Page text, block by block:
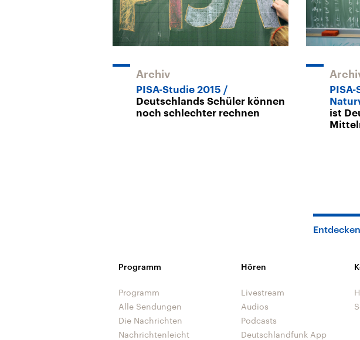
Archiv
PISA-Studie 2015
Deutschlands Schüler können
noch schlechter rechnen
ist
Programm
Programm
Alle Sendungen
Die Nachrichten
Nachrichtenleicht
Hören
Livestream
Audios
Podcasts
Deutschlandfunk App